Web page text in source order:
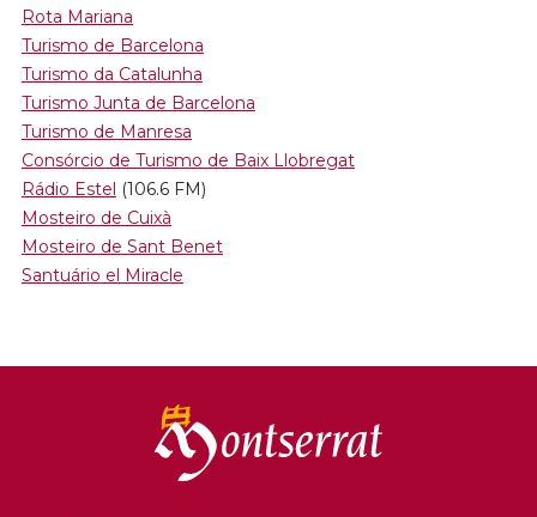
Rota Mariana
Turismo de Barcelona
Turismo da Catalunha
Turismo Junta de Barcelona
Turismo de Manresa
Consórcio de Turismo de Baix Llobregat
Rádio Estel (106.6 FM)
Mosteiro de Cuixà
Mosteiro de Sant Benet
Santuário el Miracle